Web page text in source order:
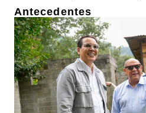
Antecedentes